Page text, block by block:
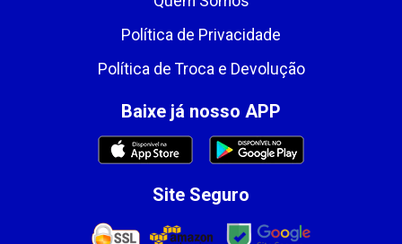
Política de Privacidade
Política de Troca e Devolução
Baixe já nosso APP
Site Seguro